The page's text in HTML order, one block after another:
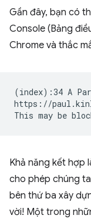
Gần đây, bạn có
Console (Bảng
Chrome và thắc
(index) :34 A
https://
This may be
Khả năng kết hợp
cho phép chúng
bên thứ ba xây
vời! Một trong